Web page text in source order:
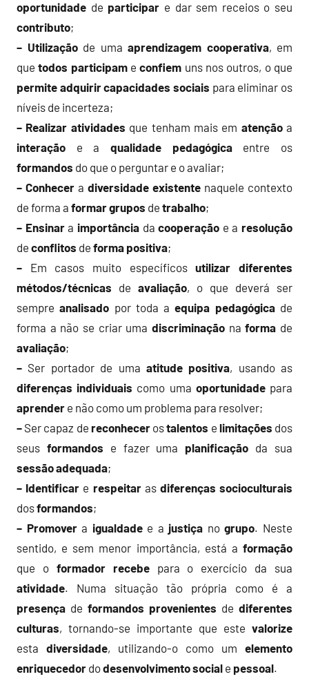
oportunidade de participar e dar sem receios o seu
contributo;
– Utilizaçãode uma aprendizagem cooperativa, em
quetodos participameconfiem uns nos outros, o que
permite adquirircapacidades sociais para eliminar os
níveis de incerteza;
– Realizar atividades que tenham mais em atençãoa
interação e a qualidade pedagógicaentre os
formandos do que o perguntar e o avaliar;
– Conhecer a diversidade existente naquele contexto
de forma a formargrupos de trabalho;
– Ensinara importânciadacooperação e a resolução
de conflitos de forma positiva;
– Em casos muito específicosutilizar
diferentes
métodos/técnicas de avaliação, o que deverá ser
sempreanalisado por toda aequipa pedagógicade
forma a não se criar uma discriminação naforma de
avaliação;
– Ser portador de uma atitude positiva, usando as
diferenças individuais como uma oportunidadepara
aprender e não como um problema para resolver;
– Ser capaz de reconhecerostalentos e limitações dos
seus formandos e fazer uma planificação da sua
sessão adequada;
– Identificar e respeitaras diferenças socioculturais
dosformandos;
– Promovera igualdadee a justiça nogrupo. Neste
sentido, e sem menor importância, está a formação
que o formador recebepara o exercício da sua
atividade. Numa situação tão própria como é a
presença de formandos provenientes de diferentes
culturas, tornando-se importante que este valorize
esta diversidade, utilizando-o como um elemento
enriquecedor dodesenvolvimentosocial e pessoal.